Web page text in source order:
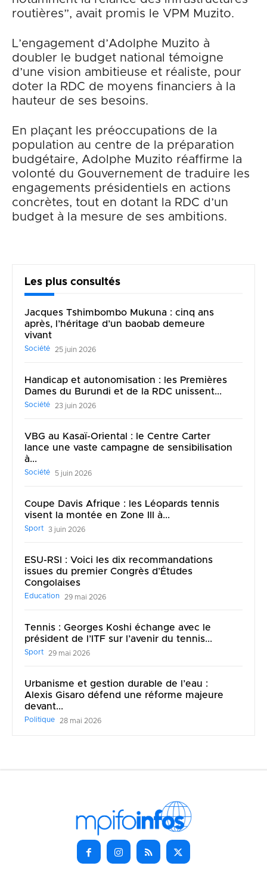
routières”, avait promis le VPM Muzito.
L’engagement d’Adolphe Muzito à
doubler le budget national témoigne
d’une vision ambitieuse et réaliste, pour
doter la RDC de moyens financiers à la
hauteur de ses besoins.
En plaçant les préoccupations de la
population au centre de la préparation
budgétaire, Adolphe Muzito réaffirme la
volonté du Gouvernement de traduire les
engagements présidentiels en actions
concrètes, tout en dotant la RDC d’un
budget à la mesure de ses ambitions.
Les plus consultés
Jacques Tshimbombo Mukuna : cinq ans
après, l’héritage d’un baobab demeure
vivant
Société 25 juin 2026
Handicap et autonomisation : les Premières
Dames du Burundi et de la RDC unissent...
Société 23 juin 2026
VBG au Kasaï-Oriental : le Centre Carter
lance une vaste campagne de sensibilisation
à...
Société 5 juin 2026
Coupe Davis Afrique : les Léopards tennis
visent la montée en Zone III à...
Sport 3 juin 2026
ESU-RSI : Voici les dix recommandations
issues du premier Congrès d’Études
Congolaises
Education 29 mai 2026
Tennis : Georges Koshi échange avec le
président de l’ITF sur l’avenir du tennis...
Sport 29 mai 2026
Urbanisme et gestion durable de l’eau :
Alexis Gisaro défend une réforme majeure
devant...
Politique 28 mai 2026